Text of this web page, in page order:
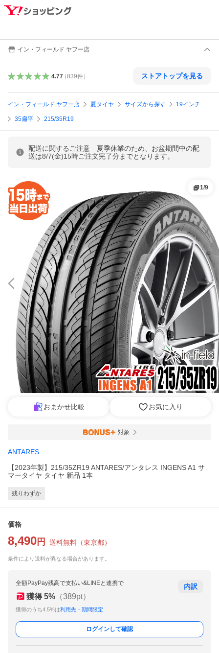
イン・フィールド ヤフー店
4.77（839件） ストアトップを見る
イン・フィールド ヤフー店 夏タイヤ サイズから探す 19インチ
35扁平 215/35R19
配送に関するご注意 夏季休業のため、お盆期間中の配
送は8/7(金)15時ご注文完了分までとなります。
1/9
おまかせ比較 お気に入り
対象
ANTARES
【2023年製】215/35ZR19 ANTARES/アンタレス INGENS A1 サ
マータイヤ タイヤ 新品 1本
残りわずか
価格
8,490 円 送料無料 （東京都）
条件により送料が異なる場合があります。
全額PayPay残高で支払い&LINEと連携で
獲得 5% （389pt）
獲得のうち4.5%は利用先・期間限定
内訳
ログインして確認